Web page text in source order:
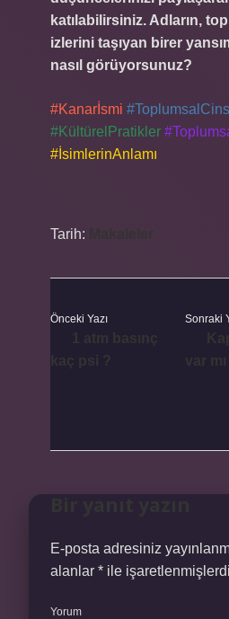
katılabilirsiniz. Adların,
izlerini taşıyan birer
nasıl görüyorsunuz?
#Kanarİsmi
#KültürelPratikler
#İsimlerinAnlamı
Tarih:
Önceki Yazı Sonraki
E-posta adresiniz
alanlar * ile
Yorum